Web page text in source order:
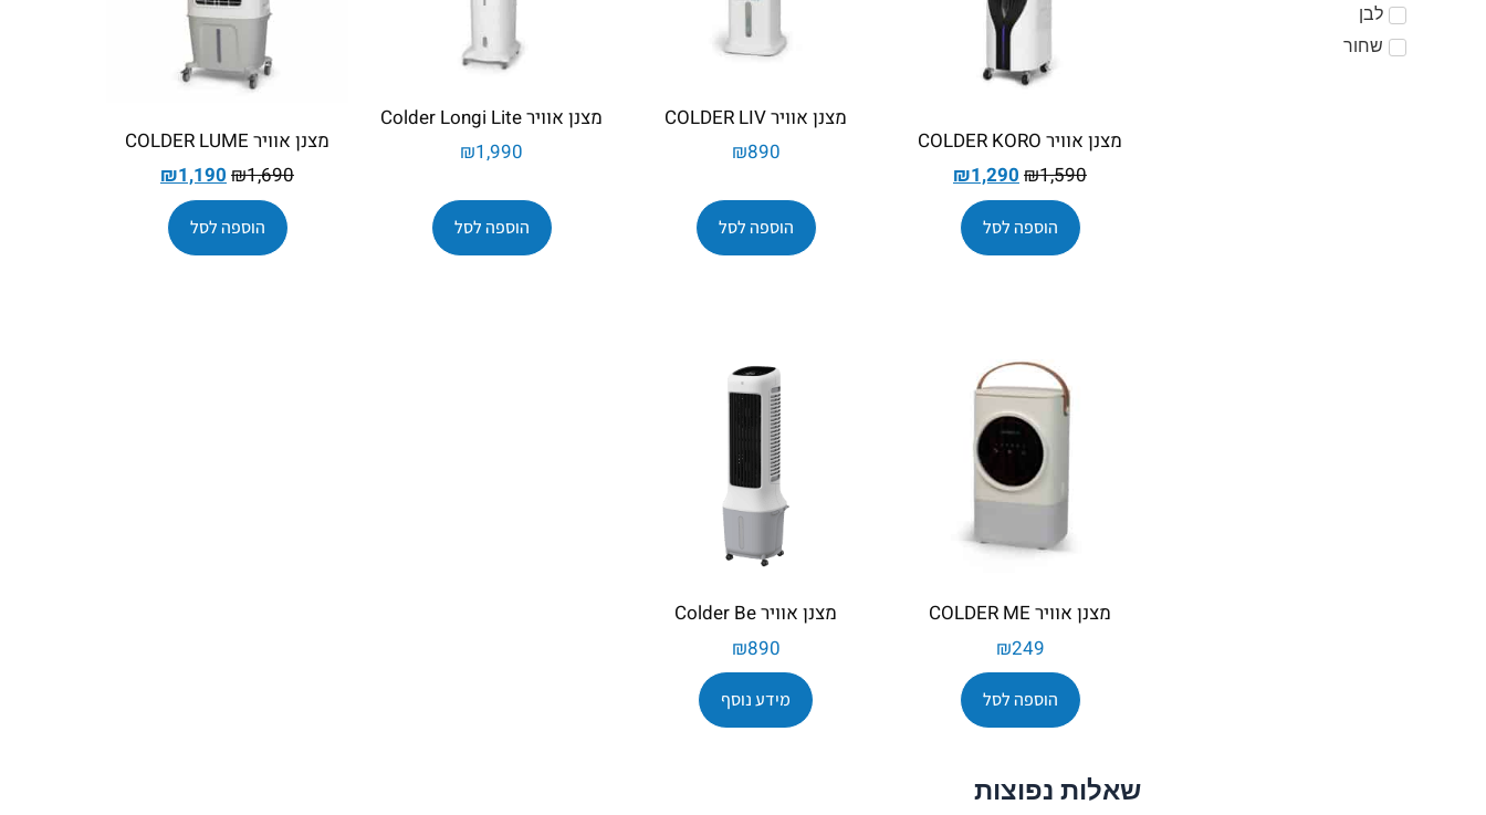
לבן
שחור
מצנן אוויר COLDER KORO
₪1,590
₪1,290
הוספה לסל
מצנן אוויר COLDER LIV
₪890
הוספה לסל
מצנן אוויר Colder Longi Lite
₪1,990
הוספה לסל
מצנן אוויר COLDER LUME
₪1,690
₪1,190
הוספה לסל
מצנן אוויר COLDER ME
₪249
הוספה לסל
מצנן אוויר Colder Be
₪890
מידע נוסף
שאלות נפוצות